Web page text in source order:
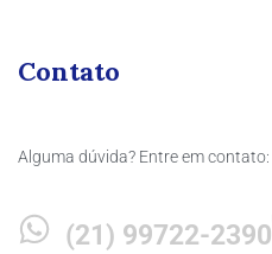
Contato
Alguma dúvida? Entre em contato:
(21) 99722-2390